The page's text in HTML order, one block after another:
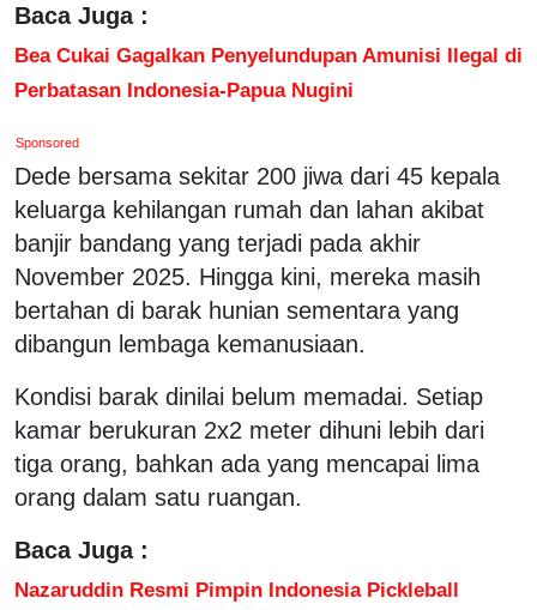
Baca Juga :
Bea Cukai Gagalkan Penyelundupan Amunisi Ilegal di
Perbatasan Indonesia-Papua Nugini
Sponsored
Dede bersama sekitar 200 jiwa dari 45 kepala
keluarga kehilangan rumah dan lahan akibat
banjir bandang yang terjadi pada akhir
November 2025. Hingga kini, mereka masih
bertahan di barak hunian sementara yang
dibangun lembaga kemanusiaan.
Kondisi barak dinilai belum memadai. Setiap
kamar berukuran 2x2 meter dihuni lebih dari
tiga orang, bahkan ada yang mencapai lima
orang dalam satu ruangan.
Baca Juga :
Nazaruddin Resmi Pimpin Indonesia Pickleball